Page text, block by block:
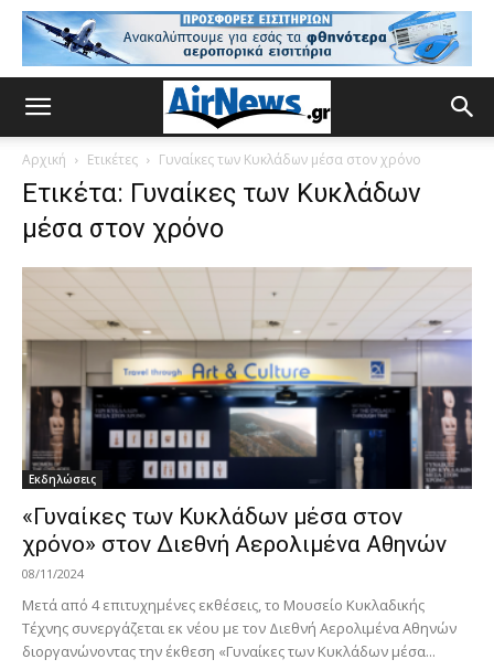
Αρχική Ετικέτες Γυναίκες των Κυκλάδων μέσα στον χρόνο
Ετικέτα: Γυναίκες των Κυκλάδων
μέσα στον χρόνο
Εκδηλώσεις
«Γυναίκες των Κυκλάδων μέσα στον
χρόνο» στον Διεθνή Αερολιμένα Αθηνών
08/11/2024
Μετά από 4 επιτυχημένες εκθέσεις, το Μουσείο Κυκλαδικής
Τέχνης συνεργάζεται εκ νέου με τον Διεθνή Αερολιμένα Αθηνών
διοργανώνοντας την έκθεση «Γυναίκες των Κυκλάδων μέσα...